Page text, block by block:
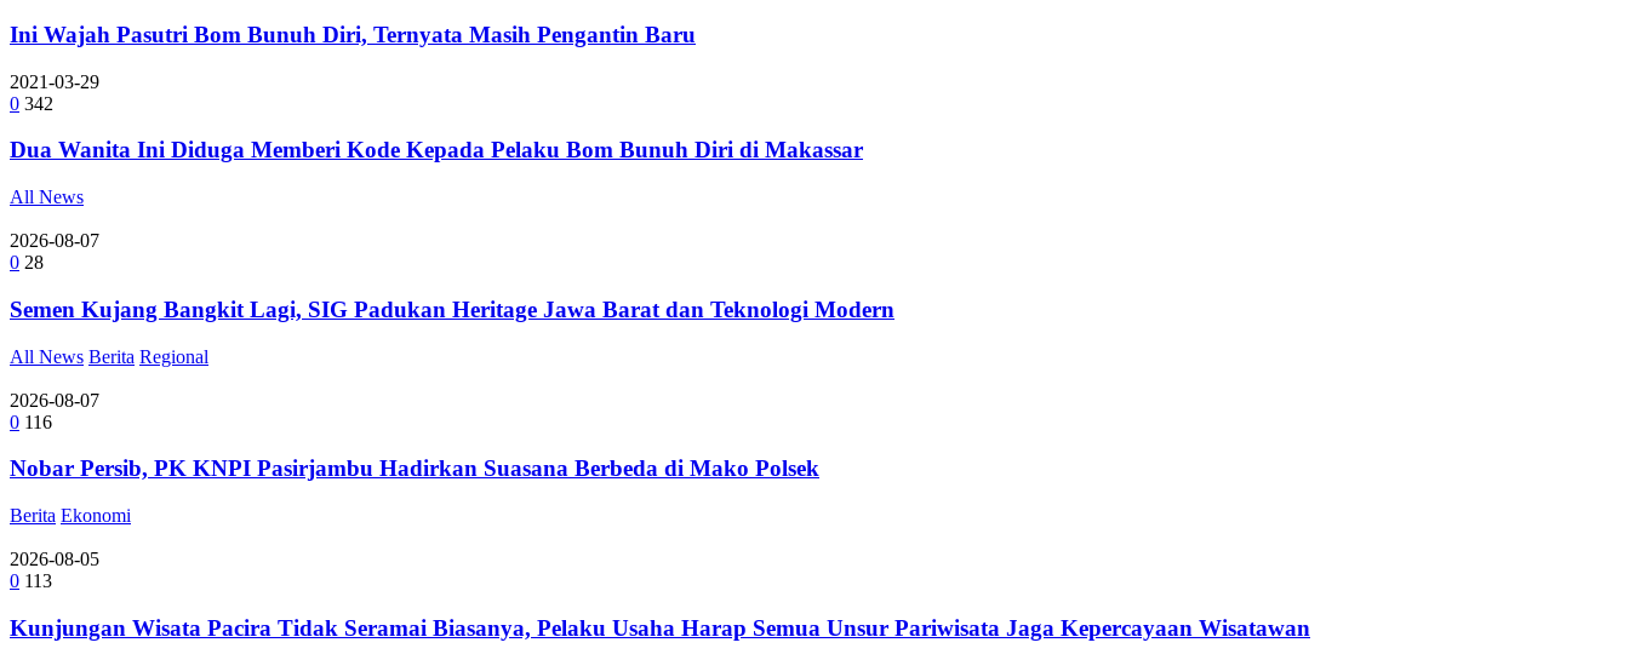
Ini Wajah Pasutri Bom Bunuh Diri, Ternyata Masih Pengantin Baru
2021-03-29
0 342
Dua Wanita Ini Diduga Memberi Kode Kepada Pelaku Bom Bunuh Diri di Makassar
All News
2026-08-07
0 28
Semen Kujang Bangkit Lagi, SIG Padukan Heritage Jawa Barat dan Teknologi Modern
All News Berita Regional
2026-08-07
0 116
Nobar Persib, PK KNPI Pasirjambu Hadirkan Suasana Berbeda di Mako Polsek
Berita Ekonomi
2026-08-05
0 113
Kunjungan Wisata Pacira Tidak Seramai Biasanya, Pelaku Usaha Harap Semua Unsur Pariwisata Jaga Kepercayaan Wisatawan